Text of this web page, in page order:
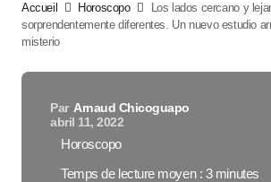
Accueil Horoscopo
Los lados cercano y
sorprendentemente diferentes. Un nuevo estudio
misterio
Par Arnaud Chicoguapo
abril 11, 2022
Horoscopo
Temps de lecture moyen : 3 minutes